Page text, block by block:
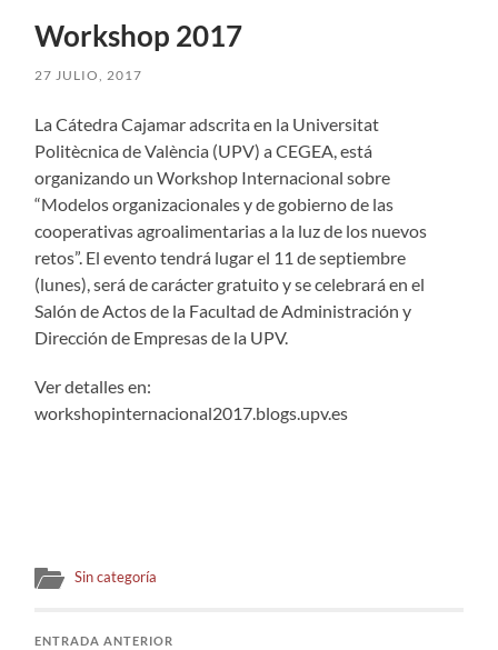
móvil
Workshop 2017
27 JULIO, 2017
La Cátedra Cajamar adscrita en la Universitat
Politècnica de València (UPV) a CEGEA, está
organizando un Workshop Internacional sobre
“Modelos organizacionales y de gobierno de las
cooperativas agroalimentarias a la luz de los nuevos
retos”. El evento tendrá lugar el 11 de septiembre
(lunes), será de carácter gratuito y se celebrará en el
Salón de Actos de la Facultad de Administración y
Dirección de Empresas de la UPV.
Ver detalles en:
workshopinternacional2017.blogs.upv.es
Sin categoría
ENTRADA ANTERIOR